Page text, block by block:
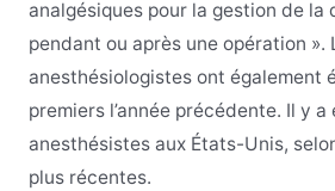
analgésiques pour la gestion de la
pendant ou après une opération ».
anesthésiologistes ont également
premiers l’année précédente. Il y
anesthésistes aux États-Unis,
plus récentes.